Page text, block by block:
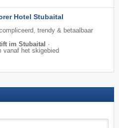
Hotel Stubaital
trendy & betaalbaar
im Stubaital ·
vanaf het skigebied